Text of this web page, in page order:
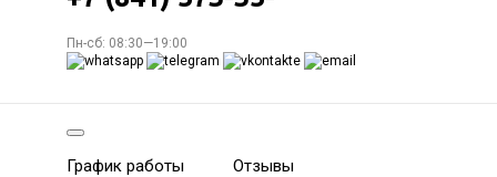
Пн-сб: 08:30—19:00
График работы Отзывы